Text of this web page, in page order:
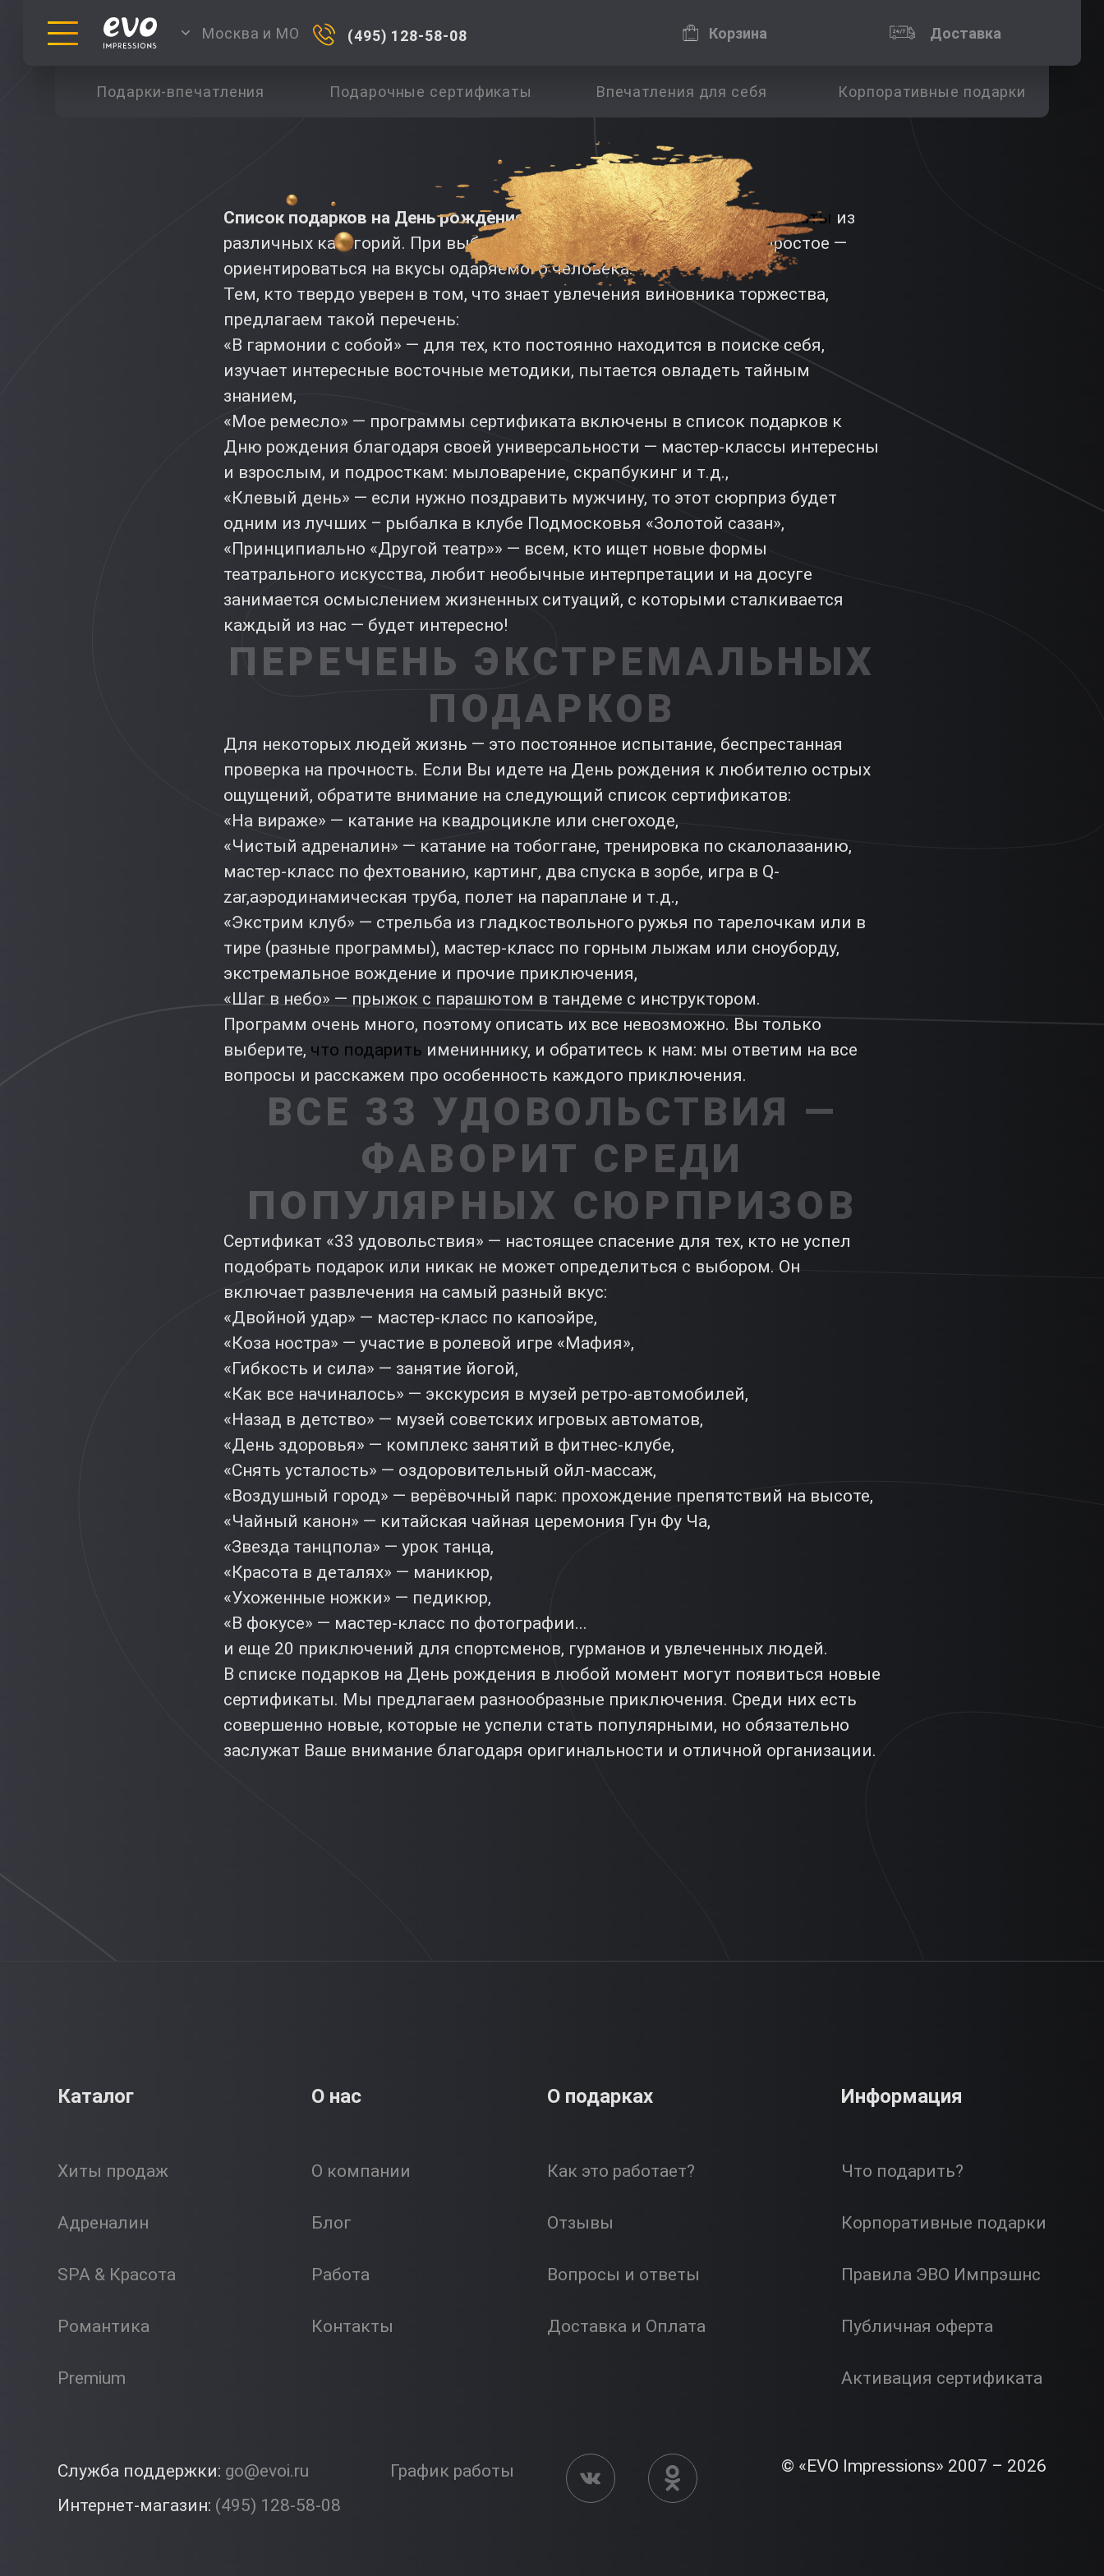
Москва и МО (495) 128-58-08 Корзина Доставка
Подарки-впечатления Подарочные сертификаты Впечатления для себя Корпоративные подарки
Список подарков на День рождениявключаетподарочные сертификаты из
различных категорий. При выборе наиболее подходящего самое простое —
ориентироваться на вкусы одаряемого человека.
Тем, кто твердо уверен в том, что знает увлечения виновника торжества,
предлагаем такой перечень:
«В гармонии с собой» — для тех, кто постоянно находится в поиске себя,
изучает интересные восточные методики, пытается овладеть тайным
знанием,
«Мое ремесло» — программы сертификата включены в список подарков к
Дню рождения благодаря своей универсальности — мастер-классы интересны
и взрослым, и подросткам: мыловарение, скрапбукинг и т.д.,
«Клевый день» — если нужно поздравить мужчину, то этот сюрприз будет
одним из лучших – рыбалка в клубе Подмосковья «Золотой сазан»,
«Принципиально «Другой театр»» — всем, кто ищет новые формы
театрального искусства, любит необычные интерпретации и на досуге
занимается осмыслением жизненных ситуаций, с которыми сталкивается
каждый из нас — будет интересно!
ПЕРЕЧЕНЬ ЭКСТРЕМАЛЬНЫХ
ПОДАРКОВ
Для некоторых людей жизнь — это постоянное испытание, беспрестанная
проверка на прочность. Если Вы идете на День рождения к любителю острых
ощущений, обратите внимание на следующий список сертификатов:
«На вираже» — катание на квадроцикле или снегоходе,
«Чистый адреналин» — катание на тобоггане, тренировка по скалолазанию,
мастер-класс по фехтованию, картинг, два спуска в зорбе, игра в Q-
zar,аэродинамическая труба, полет на параплане и т.д.,
«Экстрим клуб» — стрельба из гладкоствольного ружья по тарелочкам или в
тире (разные программы), мастер-класс по горным лыжам или сноуборду,
экстремальное вождение и прочие приключения,
«Шаг в небо» — прыжок с парашютом в тандеме с инструктором.
Программ очень много, поэтому описать их все невозможно. Вы только
выберите, что подарить имениннику, и обратитесь к нам: мы ответим на все
вопросы и расскажем про особенность каждого приключения.
ВСЕ 33 УДОВОЛЬСТВИЯ —
ФАВОРИТ СРЕДИ
ПОПУЛЯРНЫХ СЮРПРИЗОВ
Сертификат «33 удовольствия» — настоящее спасение для тех, кто не успел
подобрать подарок или никак не может определиться с выбором. Он
включает развлечения на самый разный вкус:
«Двойной удар» — мастер-класс по капоэйре,
«Коза ностра» — участие в ролевой игре «Мафия»,
«Гибкость и сила» — занятие йогой,
«Как все начиналось» — экскурсия в музей ретро-автомобилей,
«Назад в детство» — музей советских игровых автоматов,
«День здоровья» — комплекс занятий в фитнес-клубе,
«Снять усталость» — оздоровительный ойл-массаж,
«Воздушный город» — верёвочный парк: прохождение препятствий на высоте,
«Чайный канон» — китайская чайная церемония Гун Фу Ча,
«Звезда танцпола» — урок танца,
«Красота в деталях» — маникюр,
«Ухоженные ножки» — педикюр,
«В фокусе» — мастер-класс по фотографии...
и еще 20 приключений для спортсменов, гурманов и увлеченных людей.
В списке подарков на День рождения в любой момент могут появиться новые
сертификаты. Мы предлагаем разнообразные приключения. Среди них есть
совершенно новые, которые не успели стать популярными, но обязательно
заслужат Ваше внимание благодаря оригинальности и отличной организации.
Каталог
Хиты продаж
Адреналин
SPA & Красота
Романтика
Premium
О нас
О компании
Блог
Работа
Контакты
О подарках
Как это работает?
Отзывы
Вопросы и ответы
Доставка и Оплата
Информация
Что подарить?
Корпоративные подарки
Правила ЭВО Импрэшнс
Публичная оферта
Активация сертификата
Служба поддержки: go@evoi.ru
Интернет-магазин: (495) 128-58-08
График работы © «EVO Impressions» 2007 – 2026